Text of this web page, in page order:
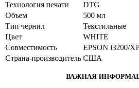
Технология печати
DTG
Объем
500 мл
Тип чернил
Текстильные
Цвет
WHITE
Совместимость
EPSON i3200/
Страна-производитель США
ВАЖНАЯ